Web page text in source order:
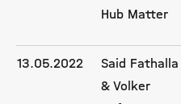
Hub Matter
13.05.2022
Said Fathalla
& Volker